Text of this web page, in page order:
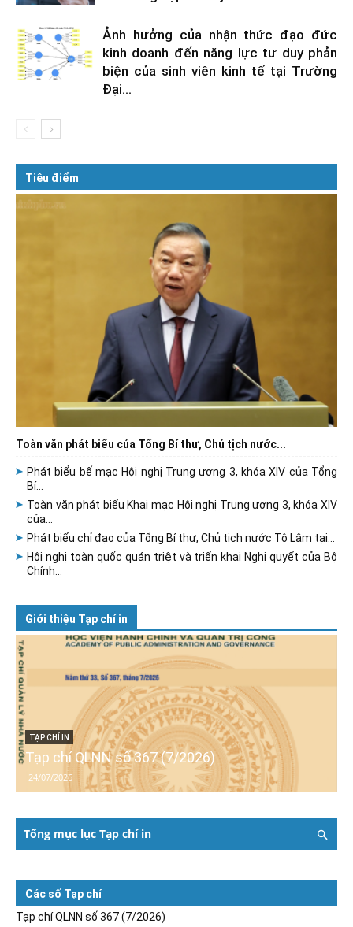
Ảnh hưởng của nhận thức đạo đức
kinh doanh đến năng lực tư duy phản
biện của sinh viên kinh tế tại Trường
Đại...
Tiêu điểm
Toàn văn phát biểu của Tổng Bí thư, Chủ tịch nước...
Phát biểu bế mạc Hội nghị Trung ương 3, khóa XIV của Tổng
Bí...
Toàn văn phát biểu Khai mạc Hội nghị Trung ương 3, khóa XIV
của...
Phát biểu chỉ đạo của Tổng Bí thư, Chủ tịch nước Tô Lâm tại...
Hội nghị toàn quốc quán triệt và triển khai Nghị quyết của Bộ
Chính...
Giới thiệu Tạp chí in
TẠP CHÍ IN
Tạp chí QLNN số 367 (7/2026)
24/07/2026
Tổng mục lục Tạp chí in
Các số Tạp chí
Tạp chí QLNN số 367 (7/2026)